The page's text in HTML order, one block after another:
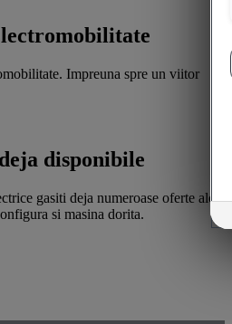
Impreuna spre un viitor
deja disponibile
gasiti deja numeroase oferte ale
si masina dorita.